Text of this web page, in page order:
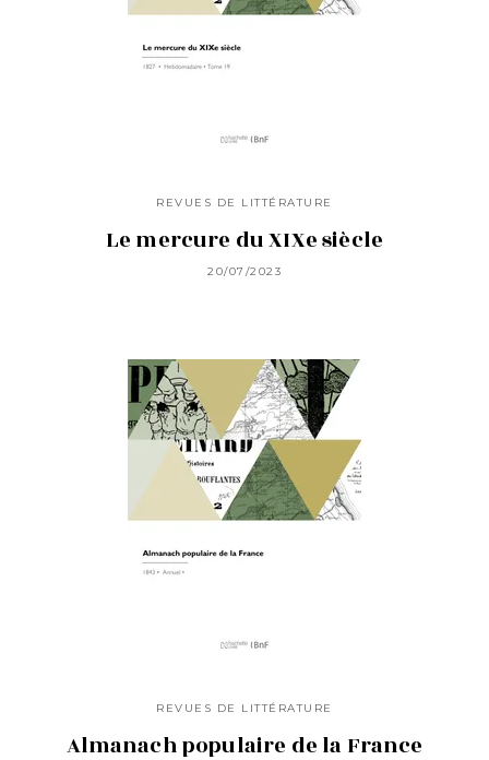
REVUES DE LITTÉRATURE
Le mercure du XIXe siècle
20/07/2023
REVUES DE LITTÉRATURE
Almanach populaire de la France